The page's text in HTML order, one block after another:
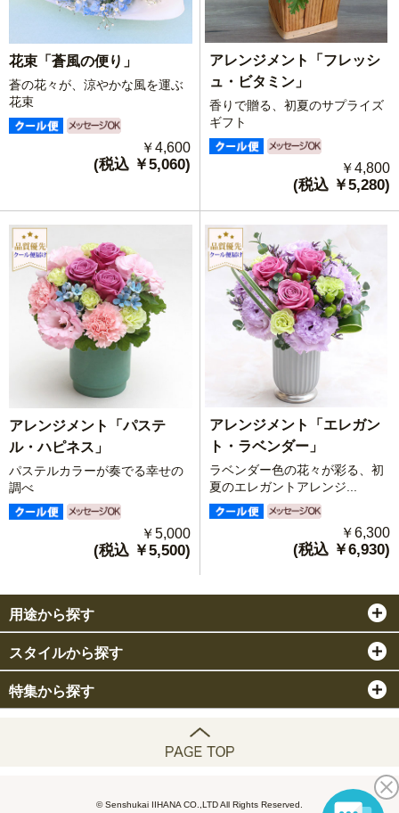
花束「蒼風の便り」
蒼の花々が、涼やかな風を運ぶ
花束
￥4,600
(税込 ￥5,060)
アレンジメント「フレッシ
ュ・ビタミン」
香りで贈る、初夏のサプライズ
ギフト
￥4,800
(税込 ￥5,280)
アレンジメント「パステ
ル・ハピネス」
パステルカラーが奏でる幸せの
調べ
￥5,000
(税込 ￥5,500)
アレンジメント「エレガン
ト・ラベンダー」
ラベンダー色の花々が彩る、初
夏のエレガントアレンジ...
￥6,300
(税込 ￥6,930)
用途から探す
スタイルから探す
特集から探す
© Senshukai IIHANA CO.,LTD All Rights Reserved.